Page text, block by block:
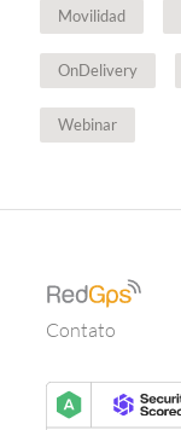
Movilidad
OnDelivery
Webinar
Contato